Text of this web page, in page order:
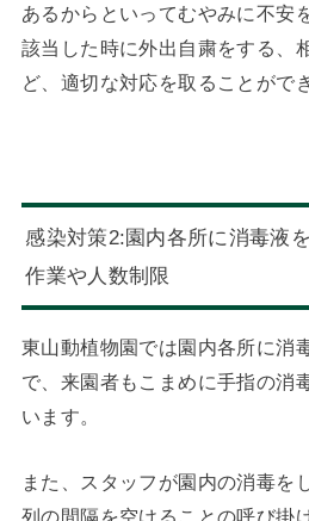
あるからといってむやみに不安
該当した時に外出自粛をする、
ど、適切な対応を取ることがで
感染対策2:園内各所に消毒液
作業や人数制限
東山動植物園では園内各所に消
で、来園者もこまめに手指の消
います。
また、スタッフが園内の消毒を
列の間隔を空けることの呼び掛